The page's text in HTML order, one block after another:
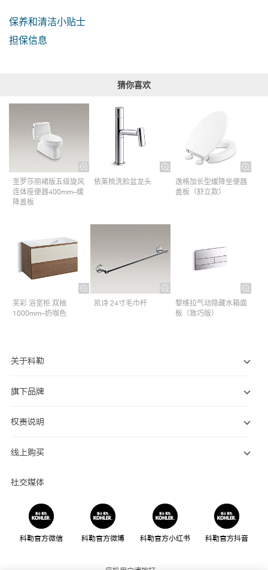
保养和清洁小贴士
担保信息
猜你喜欢
圣罗莎丽裙版五级旋风
连体座便器400mm–缓
降盖板
依莱梳洗脸盆龙头
逸格加长型缓降坐便器
盖板（舒立款）
芙彩 浴室柜 双抽
1000mm–奶咖色
凯诗 24寸毛巾杆​
黎维拉气动隐藏水箱面
板（致巧版）
关于科勒
旗下品牌
权责说明
线上购买
社交媒体
科勒官方微信 科勒官方微博 科勒官方小红书 科勒官方抖音